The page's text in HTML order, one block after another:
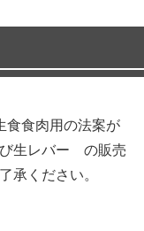
食食肉用の法案が
生レバー の販売
承ください。